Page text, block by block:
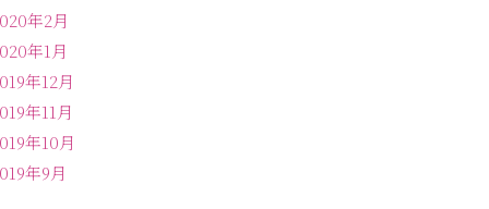
年2月
年1月
年12月
年11月
年10月
年9月